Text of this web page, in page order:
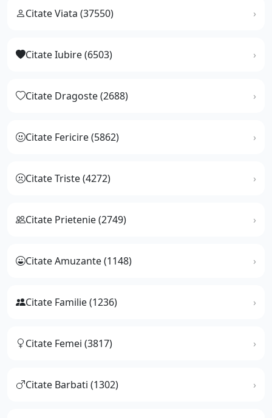
Citate Viata (37550)
Citate Iubire (6503)
Citate Dragoste (2688)
Citate Fericire (5862)
Citate Triste (4272)
Citate Prietenie (2749)
Citate Amuzante (1148)
Citate Familie (1236)
Citate Femei (3817)
Citate Barbati (1302)